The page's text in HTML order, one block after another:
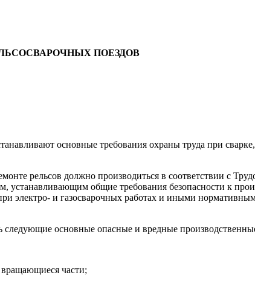
ПОЕЗДОВ
основные требования охраны труда при
рельсов должно производиться в соответствии с
общие требования безопасности к
электро- и газосварочных работах и иными
следующие основные опасные и вредные
части;